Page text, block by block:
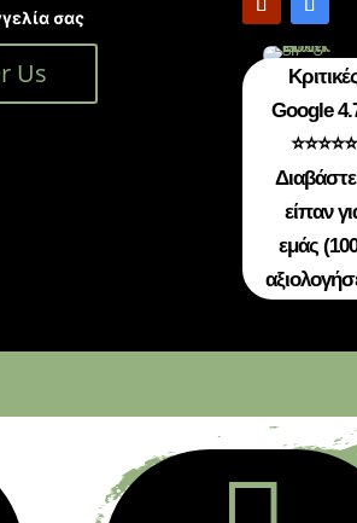
σας
Us
Google
⭐⭐⭐⭐⭐
Διαβάστε
είπαν
εμάς